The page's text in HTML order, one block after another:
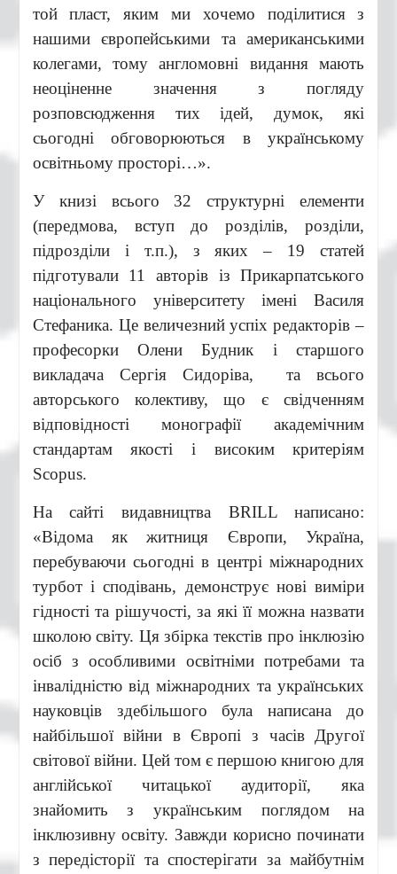
той пласт, яким ми хочемо поділитися з
нашими європейськими та американськими
колегами, тому англомовні видання мають
неоціненне значення з погляду
розповсюдження тих ідей, думок, які
сьогодні обговорюються в українському
освітньому просторі…».
У книзі всього 32 структурні елементи
(передмова, вступ до розділів, розділи,
підрозділи і т.п.), з яких – 19 статей
підготували 11 авторів із Прикарпатського
національного університету імені Василя
Стефаника. Це величезний успіх редакторів –
професорки Олени Будник і старшого
викладача Сергія Сидоріва, та всього
авторського колективу, що є свідченням
відповідності монографії академічним
стандартам якості і високим критеріям
Scopus.
На сайті видавництва BRILL написано:
«Відома як житниця Європи, Україна,
перебуваючи сьогодні в центрі міжнародних
турбот і сподівань, демонструє нові виміри
гідності та рішучості, за які її можна назвати
школою світу. Ця збірка текстів про інклюзію
осіб з особливими освітніми потребами та
інвалідністю від міжнародних та українських
науковців здебільшого була написана до
найбільшої війни в Європі з часів Другої
світової війни. Цей том є першою книгою для
англійської читацької аудиторії, яка
знайомить з українським поглядом на
інклюзивну освіту. Завжди корисно починати
з передісторії та спостерігати за майбутнім